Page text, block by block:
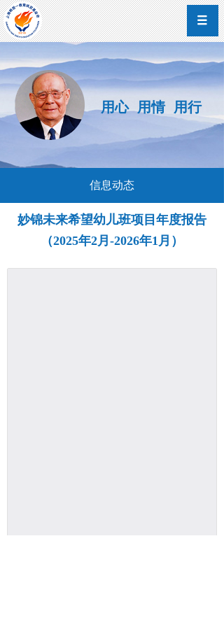
用心 用情 用行
信息动态
妙锦未来希望幼儿班项目年度报告
（2025年2月-2026年1月）